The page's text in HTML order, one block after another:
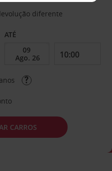
diferente
ATÉ
CARROS